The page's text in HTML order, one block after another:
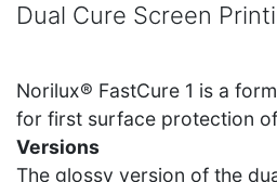
Dual Cure Screen
Norilux® FastCure 1 is a
for first surface protection
Versions
The glossy version of the